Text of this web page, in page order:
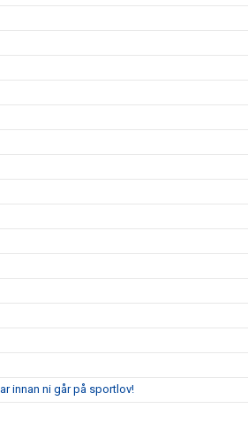
innan ni går på sportlov!